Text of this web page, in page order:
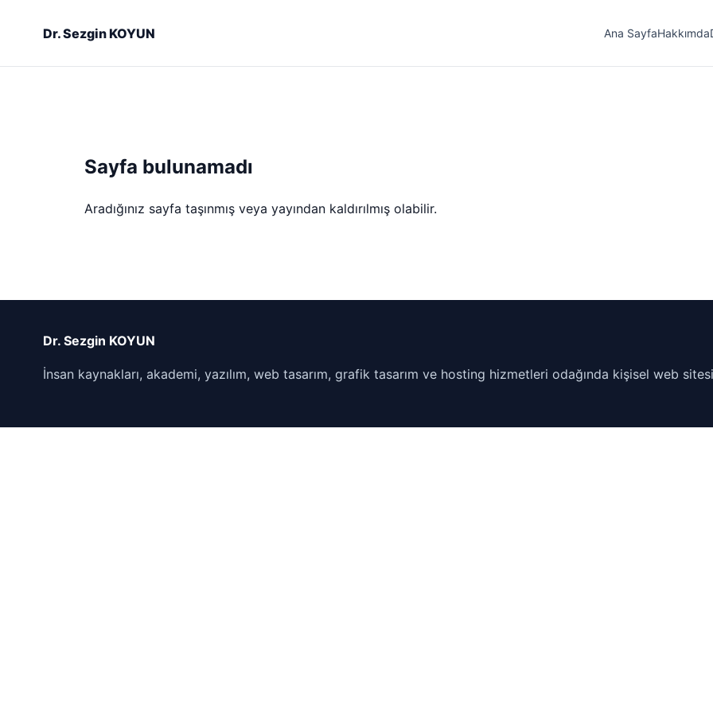
Dr. Sezgin KOYUN Ana SayfaHakkımda
Sayfa bulunamadı
Aradığınız sayfa taşınmış veya yayından kaldırılmış olabilir.
Dr. Sezgin KOYUN
İnsan kaynakları, akademi, yazılım, web tasarım, grafik tasarım ve hosting hizmetleri odağında kişisel web